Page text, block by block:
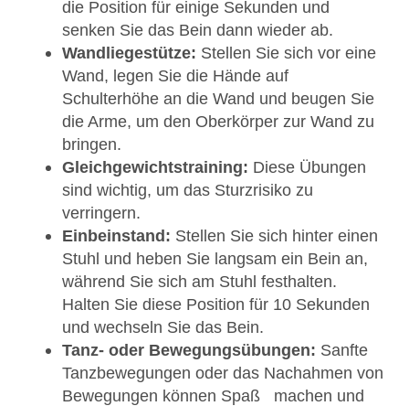
die Position für einige Sekunden und
senken Sie das Bein dann wieder ab.
Wandliegestütze: Stellen Sie sich vor eine
Wand, legen Sie die Hände auf
Schulterhöhe an die Wand und beugen Sie
die Arme, um den Oberkörper zur Wand zu
bringen.
Gleichgewichtstraining: Diese Übungen
sind wichtig, um das Sturzrisiko zu
verringern.
Einbeinstand: Stellen Sie sich hinter einen
Stuhl und heben Sie langsam ein Bein an,
während Sie sich am Stuhl festhalten.
Halten Sie diese Position für 10 Sekunden
und wechseln Sie das Bein.
Tanz- oder Bewegungsübungen: Sanfte
Tanzbewegungen oder das Nachahmen von
Bewegungen können Spaß machen und